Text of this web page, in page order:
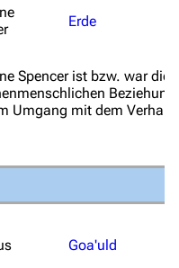
Erde
Spencer ist bzw. war die
Umgang mit dem
Goa'uld